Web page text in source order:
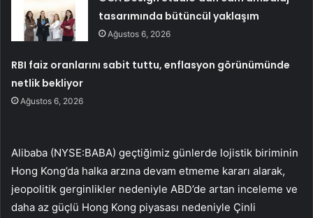
tasarımında bütüncül yaklaşım
Ağustos 6, 2026
RBI faiz oranlarını sabit tuttu, enflasyon görünümünde
netlik bekliyor
Ağustos 6, 2026
Alibaba (NYSE:BABA) geçtiğimiz günlerde lojistik biriminin
Hong Kong’da halka arzına devam etmeme kararı alarak,
jeopolitik gerginlikler nedeniyle ABD’de artan inceleme ve
daha az güçlü Hong Kong piyasası nedeniyle Çinli